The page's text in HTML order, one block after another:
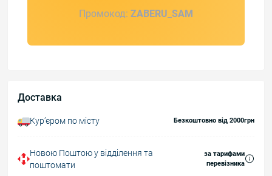
Промокод: ZABERU_SAM
Доставка
Курʼєром по місту Безкоштовно від 2000грн
Новою Поштою у відділення та
поштомати
за тарифами
перевізника